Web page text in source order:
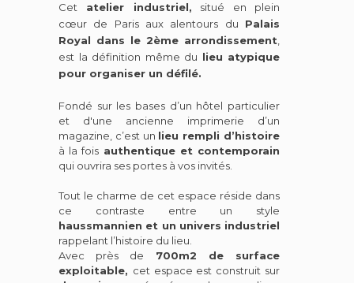
Cet atelier industriel, situé en plein
cœur de Paris aux alentours du Palais
Royal dans le 2ème arrondissement,
est la définition même du lieu atypique
pour organiser un défilé.
Fondé sur les bases d’un hôtel particulier
et d'une ancienne imprimerie d’un
magazine, c’est un lieu rempli d’histoire
à la fois authentique et contemporain
qui ouvrira ses portes à vos invités.
Tout le charme de cet espace réside dans
ce contraste entre un style
haussmannien et un univers industriel
rappelant l’histoire du lieu.
Avec près de 700m2 de surface
exploitable, cet espace est construit sur